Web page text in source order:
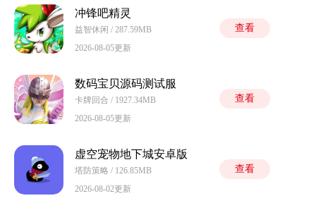
冲锋吧精灵
益智休闲 / 287.59MB
2026-08-05更新
查看
数码宝贝源码测试服
卡牌回合 / 1927.34MB
2026-08-05更新
查看
虚空宠物地下城安卓版
塔防策略 / 126.85MB
2026-08-02更新
查看